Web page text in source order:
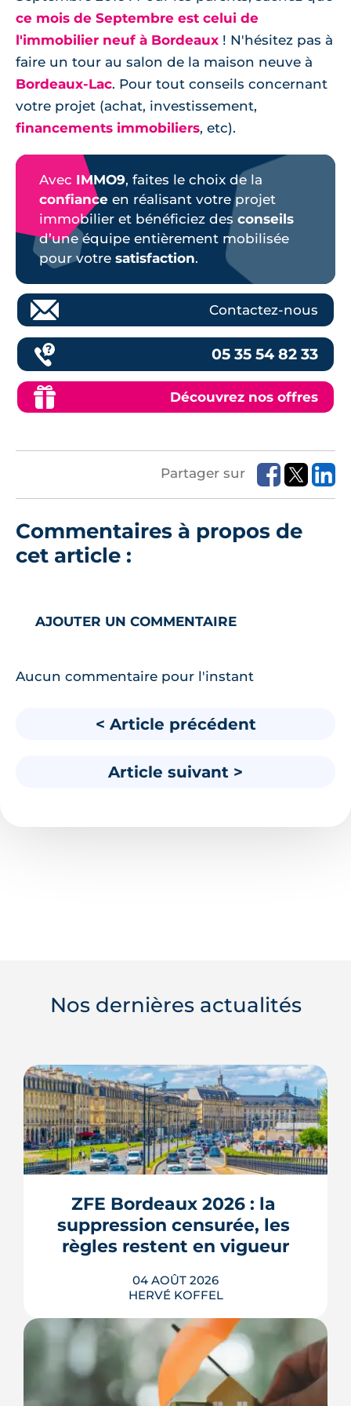
ce mois de Septembre est celui de
l'immobilier neuf à Bordeaux ! N'hésitez pas à
faire un tour au salon de la maison neuve à
Bordeaux-Lac. Pour tout conseils concernant
votre projet (achat, investissement,
financements immobiliers, etc).
Avec IMMO9, faites le choix de la
confiance en réalisant votre projet
immobilier et bénéficiez des conseils
d’une équipe entièrement mobilisée
pour votre satisfaction.
Contactez-nous
05 35 54 82 33
Découvrez nos offres
Partager sur
Commentaires à propos de
cet article :
AJOUTER UN COMMENTAIRE
Aucun commentaire pour l'instant
< Article précédent
Article suivant >
Nos dernières actualités
ZFE Bordeaux 2026 : la
suppression censurée, les
règles restent en vigueur
04 AOÛT 2026
HERVÉ KOFFEL
La fin des zones à faibles émissions a